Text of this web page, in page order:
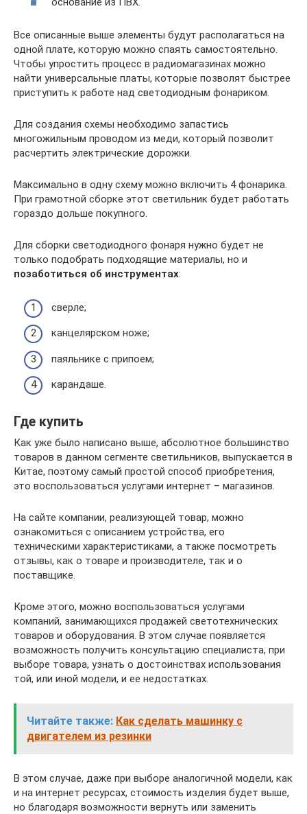
Все описанные выше элементы будут располагаться на
одной плате, которую можно спаять самостоятельно.
Чтобы упростить процесс в радиомагазинах можно
найти универсальные платы, которые позволят быстрее
приступить к работе над светодиодным фонариком.
Для создания схемы необходимо запастись
многожильным проводом из меди, который позволит
расчертить электрические дорожки.
Максимально в одну схему можно включить 4 фонарика.
При грамотной сборке этот светильник будет работать
гораздо дольше покупного.
Для сборки светодиодного фонаря нужно будет не
только подобрать подходящие материалы, но и
позаботиться об инструментах:
сверле;
канцелярском ноже;
паяльнике с припоем;
карандаше.
Где купить
Как уже было написано выше, абсолютное большинство
товаров в данном сегменте светильников, выпускается в
Китае, поэтому самый простой способ приобретения,
это воспользоваться услугами интернет – магазинов.
На сайте компании, реализующей товар, можно
ознакомиться с описанием устройства, его
техническими характеристиками, а также посмотреть
отзывы, как о товаре и производителе, так и о
поставщике.
Кроме этого, можно воспользоваться услугами
компаний, занимающихся продажей светотехнических
товаров и оборудования. В этом случае появляется
возможность получить консультацию специалиста, при
выборе товара, узнать о достоинствах использования
той, или иной модели, и ее недостатках.
Читайте также: Как сделать машинку с
двигателем из резинки
В этом случае, даже при выборе аналогичной модели, как
и на интернет ресурсах, стоимость изделия будет выше,
но благодаря возможности вернуть или заменить